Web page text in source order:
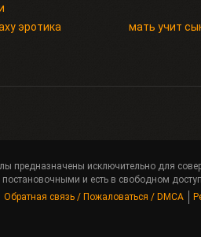
эротика мать учит
предназначены исключительно для
и есть в свободном
Обратная связь / Пожаловаться / DMCA